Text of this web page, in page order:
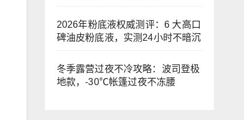
2026年粉底液权威测评：6 大高口
碑油皮粉底液，实测24小时不暗沉
冬季露营过夜不冷攻略：波司登极
地款，-30℃帐篷过夜不冻腰